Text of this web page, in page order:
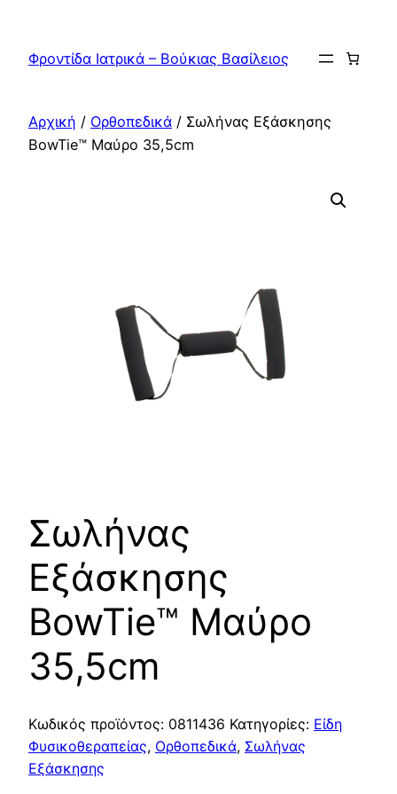
περιεχόμενο
Φροντίδα Ιατρικά – Βούκιας Βασίλειος
Αρχική / Ορθοπεδικά / Σωλήνας Εξάσκησης
BowTie™ Μαύρο 35,5cm
Σωλήνας
Εξάσκησης
BowTie™ Μαύρο
35,5cm
Κωδικός προϊόντος: 0811436 Κατηγορίες: Είδη
Φυσικοθεραπείας, Ορθοπεδικά, Σωλήνας
Εξάσκησης